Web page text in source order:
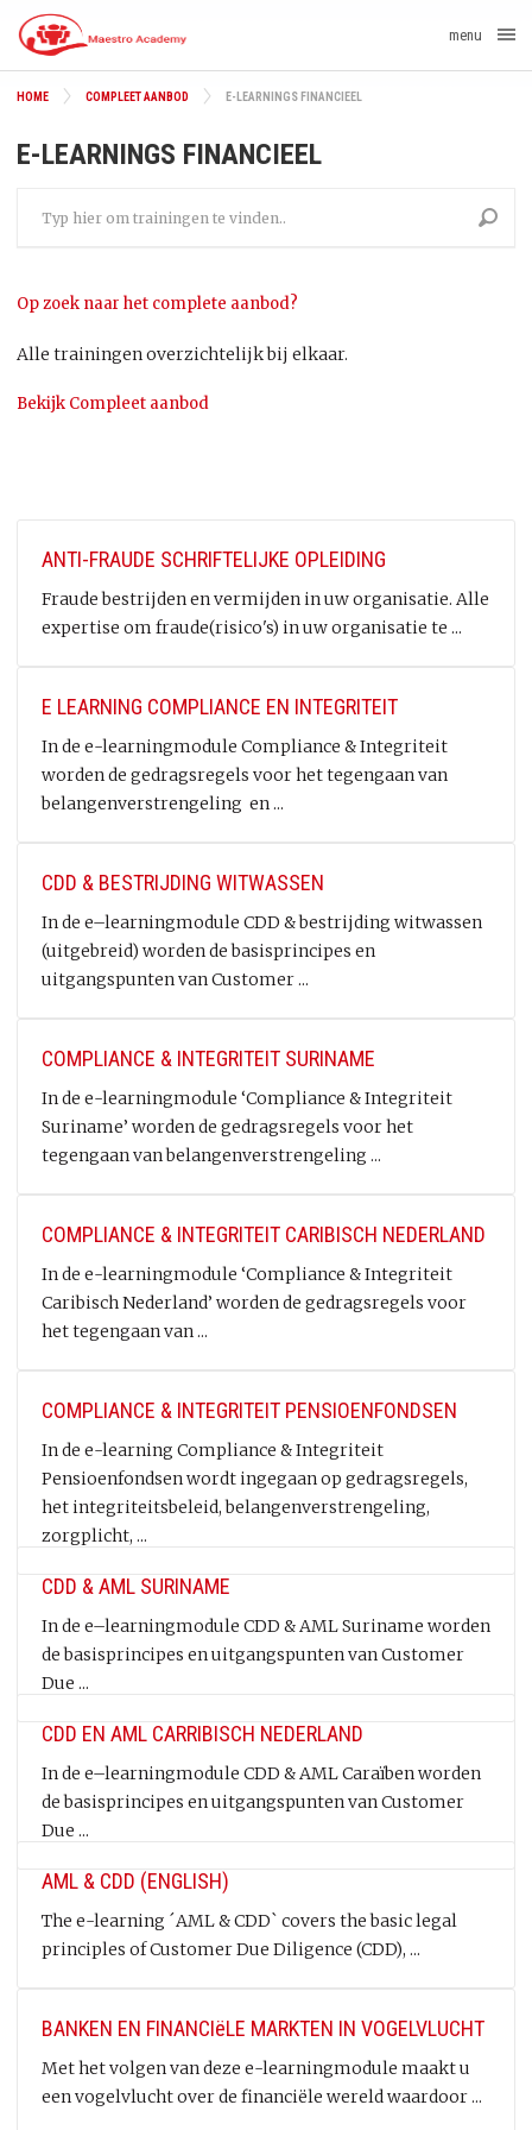
menu
HOME COMPLEET AANBOD E-LEARNINGS FINANCIEEL
E-LEARNINGS FINANCIEEL
Op zoek naar het complete aanbod?
Alle trainingen overzichtelijk bij elkaar.
Bekijk Compleet aanbod
ANTI-FRAUDE SCHRIFTELIJKE OPLEIDING
Fraude bestrijden en vermijden in uw organisatie. Alle
expertise om fraude(risico's) in uw organisatie te ...
E LEARNING COMPLIANCE EN INTEGRITEIT
In de e-learningmodule Compliance & Integriteit
worden de gedragsregels voor het tegengaan van
belangenverstrengeling en ...
CDD & BESTRIJDING WITWASSEN
In de e–learningmodule CDD & bestrijding witwassen
(uitgebreid) worden de basisprincipes en
uitgangspunten van Customer ...
COMPLIANCE & INTEGRITEIT SURINAME
In de e-learningmodule ‘Compliance & Integriteit
Suriname’ worden de gedragsregels voor het
tegengaan van belangenverstrengeling ...
COMPLIANCE & INTEGRITEIT CARIBISCH NEDERLAND
In de e-learningmodule ‘Compliance & Integriteit
Caribisch Nederland’ worden de gedragsregels voor
het tegengaan van ...
COMPLIANCE & INTEGRITEIT PENSIOENFONDSEN
In de e-learning Compliance & Integriteit
Pensioenfondsen wordt ingegaan op gedragsregels,
het integriteitsbeleid, belangenverstrengeling,
zorgplicht, ...
CDD & AML SURINAME
In de e–learningmodule CDD & AML Suriname worden
de basisprincipes en uitgangspunten van Customer
Due ...
CDD EN AML CARRIBISCH NEDERLAND
In de e–learningmodule CDD & AML Caraïben worden
de basisprincipes en uitgangspunten van Customer
Due ...
AML & CDD (ENGLISH)
The e-learning ´AML & CDD` covers the basic legal
principles of Customer Due Diligence (CDD), ...
BANKEN EN FINANCIëLE MARKTEN IN VOGELVLUCHT
Met het volgen van deze e-learningmodule maakt u
een vogelvlucht over de financiële wereld waardoor ...